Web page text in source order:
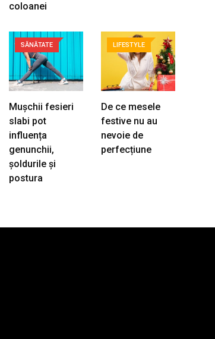
coloanei
SĂNĂTATE
Mușchii fesieri
slabi pot
influența
genunchii,
șoldurile și
postura
LIFESTYLE
De ce mesele
festive nu au
nevoie de
perfecțiune